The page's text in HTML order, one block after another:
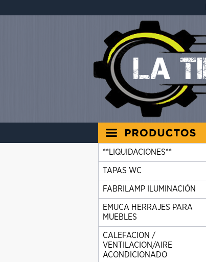
**LIQUIDACIONES**
TAPAS WC
FABRILAMP ILUMINACIÓN
EMUCA HERRAJES PARA
MUEBLES
CALEFACION /
VENTILACION/AIRE
ACONDICIONADO